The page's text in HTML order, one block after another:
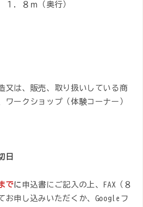
．８ｍ（奥行）
又は、販売、取り扱いしている商
ワークショップ（体験コーナー）
日
でに 申込書にご記入の上、FAX（８
お申し込みいただくか、Googleフ